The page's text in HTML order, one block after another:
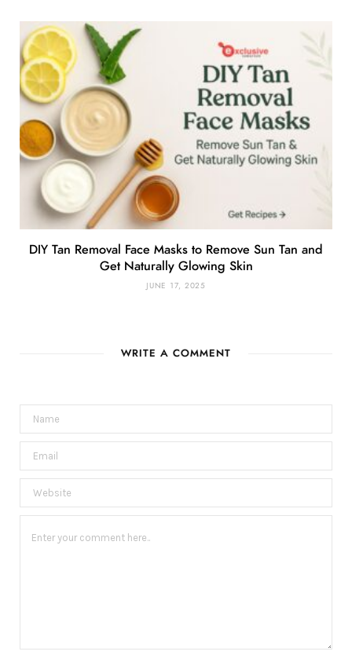
DIY Tan Removal Face Masks to Remove Sun Tan and
Get Naturally Glowing Skin
JUNE 17, 2025
WRITE A COMMENT